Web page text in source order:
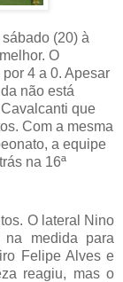
sábado (20) à
O
4 a 0. Apesar
não está
que
Com a mesma
a equipe
na 16ª
O lateral Nino
medida para
Felipe Alves e
reagiu, mas o